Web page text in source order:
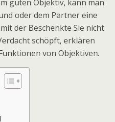
guten Objektiv, kann man
oder dem Partner eine
der Beschenkte Sie nicht
schöpft, erklären
von Objektiven.